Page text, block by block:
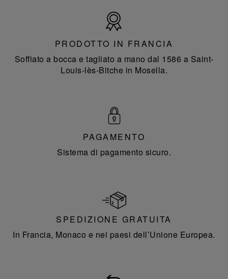
Francia
PRODOTTO IN FRANCIA
Soffiato a bocca e tagliato a mano dal 1586 a Saint-
Louis-lès-Bitche in Mosella.
PAGAMENTO
Sistema di pagamento sicuro.
SPEDIZIONE GRATUITA
In Francia, Monaco e nei paesi dell’Unione Europea.